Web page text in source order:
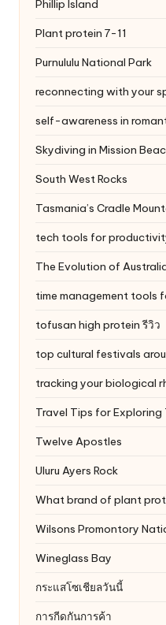
Phillip Island
Plant protein 7-11
Purnululu National Park
reconnecting with your
self-awareness in
Skydiving in Mission
South West Rocks
Tasmania’s Cradle
tech tools for
The Evolution of
time management tools
tofusan high protein รีวิว
top cultural festivals
tracking your biological
Travel Tips for Exploring
Twelve Apostles
Uluru Ayers Rock
What brand of plant
Wilsons Promontory
Wineglass Bay
กระแสโซเชียลวันนี้
การกีดกันการค้า